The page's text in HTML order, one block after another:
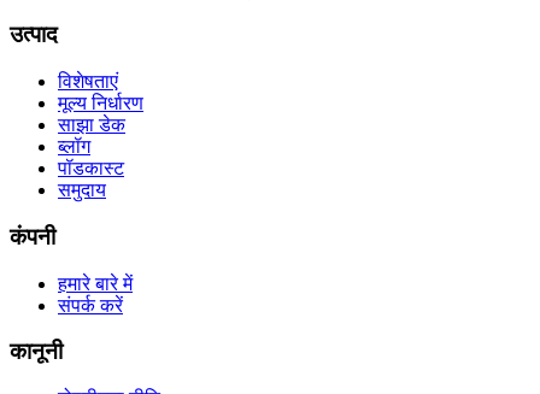
उत्पाद
विशेषताएं
मूल्य निर्धारण
साझा डेक
ब्लॉग
पॉडकास्ट
समुदाय
कंपनी
हमारे बारे में
संपर्क करें
कानूनी